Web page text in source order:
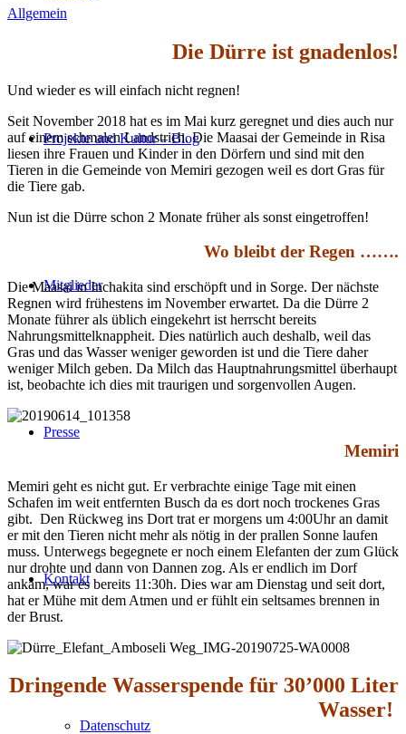
Projekte und Kultur – Blog
Mitglieder
Presse
Kontakt
Datenschutz
Allgemein
Die Dürre ist gnadenlos!
Und wieder es will einfach nicht regnen!
Seit November 2018 hat es im Mai kurz geregnet und dies auch nur
auf einem schmalen Landstrich. Die Maasai der Gemeinde in Risa
liesen ihre Frauen und Kinder in den Dörfern und sind mit den
Tieren in die Gemeinde von Memiri gezogen weil es dort Gras für
die Tiere gab.
Nun ist die Dürre schon 2 Monate früher als sonst eingetroffen!
Wo bleibt der Regen …….
Die Maasai in Inchakita sind erschöpft und in Sorge. Der nächste
Regnen wird frühestens im November erwartet. Da die Dürre 2
Monate führer als üblich eingekehrt ist herrscht bereits
Nahrungsmittelknappheit. Dies natürlich auch deshalb, weil das
Gras und das Wasser weniger geworden ist und die Tiere daher
weniger Milch geben. Da Milch das Hauptnahrungsmittel überhaupt
ist, beobachte ich dies mit traurigen und sorgenvollen Augen.
Memiri
Memiri geht es nicht gut. Er verbrachte einige Tage mit einen
Schafen im weit entfernten Busch da es dort noch trockenes Gras
gibt. Den Rückweg ins Dort trat er morgens um 4:00Uhr an damit
er mit den Tieren nicht mehr als nötig in der prallen Sonne laufen
muss. Unterwegs begegnete er noch einem Elefanten der zum Glück
nur drohte und dann von Dannen zog. Als er endlich im Dorf
ankam, war es bereits 11:30h. Dies war am Dienstag und seit dort,
hat er Mühe mit dem Atmen und er fühlt ein seltsames brennen in
der Brust.
Dringende Wasserspende für 30’000 Liter
Wasser!